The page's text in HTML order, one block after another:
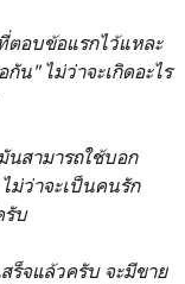
ตอบข้อแรกไว้แหละ
น" ไม่ว่าจะเกิดอะไร
นสามารถใช้บอก
ว่าจะเป็นคนรัก
รับ
ร็จแล้วครับ จะมีขาย